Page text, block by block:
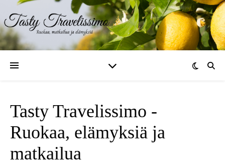
Tasty Travelissimo -
Ruokaa, elämyksiä ja
matkailua